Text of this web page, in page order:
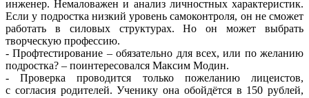
инженер. Немаловажен и анализ личностных характеристик.
Если у подростка низкий уровень самоконтроля, он не сможет
работать в силовых структурах. Но он может выбрать
творческую профессию.
- Профтестирование – обязательно для всех, или по желанию
подростка? – поинтересовался Максим Модин.
- Проверка проводится только пожеланию лицеистов,
с согласия родителей. Ученику она обойдётся в 150 рублей,